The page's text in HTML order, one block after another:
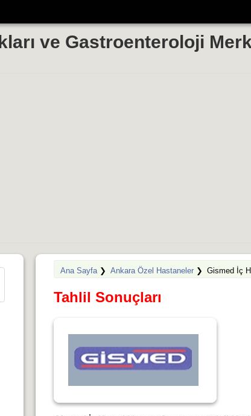
ve Gastroenteroloji
Ana Sayfa❯ Ankara Özel Hastaneler❯ Gismed İç
Tahlil Sonuçları